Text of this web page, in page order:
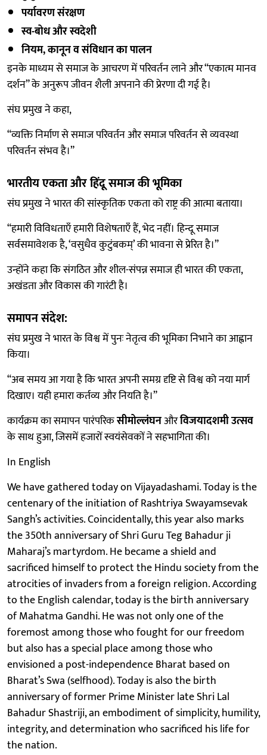
पर्यावरण संरक्षण
स्व-बोध और स्वदेशी
नियम, कानून व संविधान का पालन
इनके माध्यम से समाज के आचरण में परिवर्तन लाने और “एकात्म मानव
दर्शन” के अनुरूप जीवन शैली अपनाने की प्रेरणा दी गई है।
संघ प्रमुख ने कहा,
“व्यक्ति निर्माण से समाज परिवर्तन और समाज परिवर्तन से व्यवस्था
परिवर्तन संभव है।”
भारतीय एकता और हिंदू समाज की भूमिका
संघ प्रमुख ने भारत की सांस्कृतिक एकता को राष्ट्र की आत्मा बताया।
“हमारी विविधताएँ हमारी विशेषताएँ हैं, भेद नहीं। हिन्दू समाज
सर्वसमावेशक है, ‘वसुधैव कुटुंबकम्’ की भावना से प्रेरित है।”
उन्होंने कहा कि संगठित और शील-संपन्न समाज ही भारत की एकता,
अखंडता और विकास की गारंटी है।
समापन संदेश:
संघ प्रमुख ने भारत के विश्व में पुनः नेतृत्व की भूमिका निभाने का आह्वान
किया।
“अब समय आ गया है कि भारत अपनी समग्र दृष्टि से विश्व को नया मार्ग
दिखाए। यही हमारा कर्तव्य और नियति है।”
कार्यक्रम का समापन पारंपरिकसीमोल्लंघनऔरविजयादशमी उत्सव
के साथ हुआ, जिसमें हजारों स्वयंसेवकों ने सहभागिता की।
In English
We have gathered today on Vijayadashami. Today is the
centenary of the initiation of Rashtriya Swayamsevak
Sangh’s activities. Coincidentally, this year also marks
the 350th anniversary of Shri Guru Teg Bahadur ji
Maharaj’s martyrdom. He became a shield and
sacrificed himself to protect the Hindu society from the
atrocities of invaders from a foreign religion. According
to the English calendar, today is the birth anniversary
of Mahatma Gandhi. He was not only one of the
foremost among those who fought for our freedom
but also has a special place among those who
envisioned a post-independence Bharat based on
Bharat’s Swa (selfhood). Today is also the birth
anniversary of former Prime Minister late Shri Lal
Bahadur Shastriji, an embodiment of simplicity, humility,
integrity, and determination who sacrificed his life for
the nation.